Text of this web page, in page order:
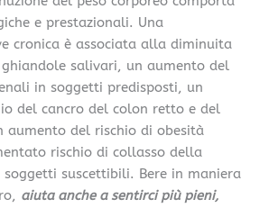
e prestazionali. Una
cronica è associata alla diminuita
salivari, un aumento del
in soggetti predisposti, un
del cancro del colon retto e del
aumento del rischio di obesità
rischio di collasso della
suscettibili. Bere in maniera
aiuta anche a sentirci più pieni,